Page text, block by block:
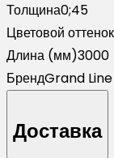
Толщина0;45
Цветовой оттенок
Длина (мм)3000
БрендGrand Line
Доставка